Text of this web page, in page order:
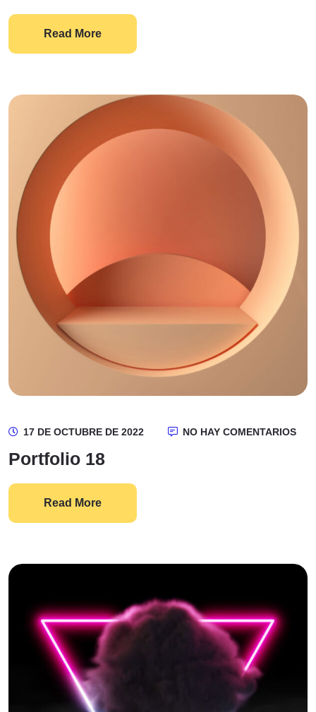
Read More
17 DE OCTUBRE DE 2022 NO HAY COMENTARIOS
Portfolio 18
Read More